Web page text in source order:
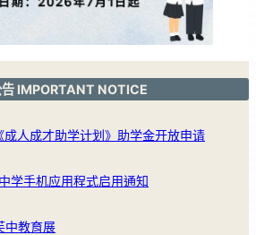
IMPORTANT NOTICE
人成才助学计划》助学金开放申请
学手机应用程式启用通知
中教育展